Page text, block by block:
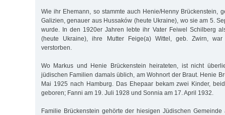
Wie ihr Ehemann, so stammte auch Henie/Henny Brückenstein,
Galizien, genauer aus Hussaków (heute Ukraine), wo sie am 5.
wurde. In den 1920er Jahren lebte ihr Vater Feiwel Schilberg
(heute Ukraine), ihre Mutter Feige(a) Wittel, geb. Zwirn,
verstorben.
Wo Markus und Henie Brückenstein heirateten, ist nicht
jüdischen Familien damals üblich, am Wohnort der Braut. Henie
Mai 1925 nach Hamburg. Das Ehepaar bekam zwei Kinder,
geboren; Fanni am 19. Juli 1928 und Sonnia am 17. April 1932.
Familie Brückenstein gehörte der hiesigen Jüdischen